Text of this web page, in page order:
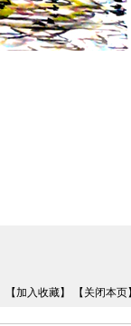
【加入收藏】 【关闭本页